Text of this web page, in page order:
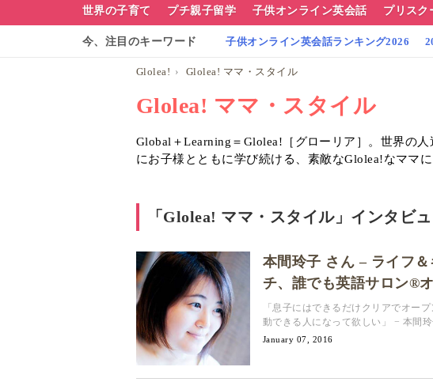
世界の子育て プチ親子留学 子供オンライン英会話 プリスク
今、注目のキーワード 子供オンライン英会話ランキング2026
Glolea! Glolea! ママ・スタイル
Glolea! ママ・スタイル
Global＋Learning＝Glolea!［グローリア］。世界の
にお子様とともに学び続ける、素敵なGlolea!なママ
「Glolea! ママ・スタイル」インタビ
本間玲子 さん – ライフ
チ、誰でも英語サロン®
「息子にはできるだけクリアでオー
動できる人になって欲しい」 − 本間
January 07, 2016